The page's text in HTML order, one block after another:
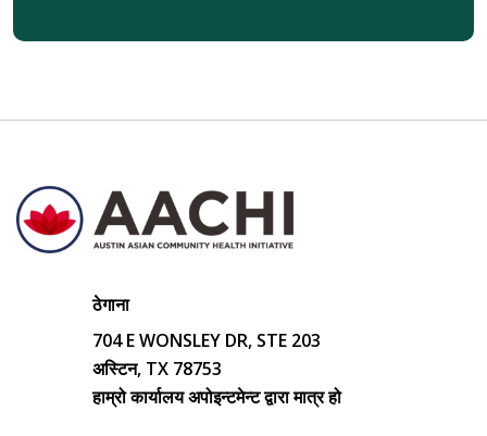
ठेगाना
704 E WONSLEY DR, STE 203
अस्टिन, TX 78753
हाम्रो कार्यालय अपोइन्टमेन्ट द्वारा मात्र हो